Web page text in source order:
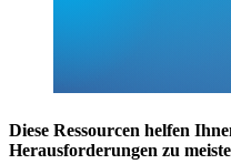
Diese Ressourcen helfen
Herausforderungen zu